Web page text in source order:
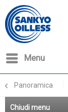
Menu
Panoramica
Chiudi menu